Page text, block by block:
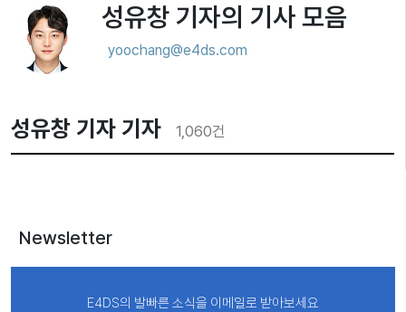
성유창 기자의 기사 모음
yoochang@e4ds.com
성유창 기자 기자 1,060건
Newsletter
E4DS의 발빠른 소식을 이메일로 받아보세요